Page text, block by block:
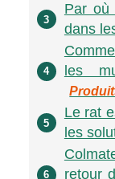
3
Par où
dans
4
les
5
Le rat
les
6
retour